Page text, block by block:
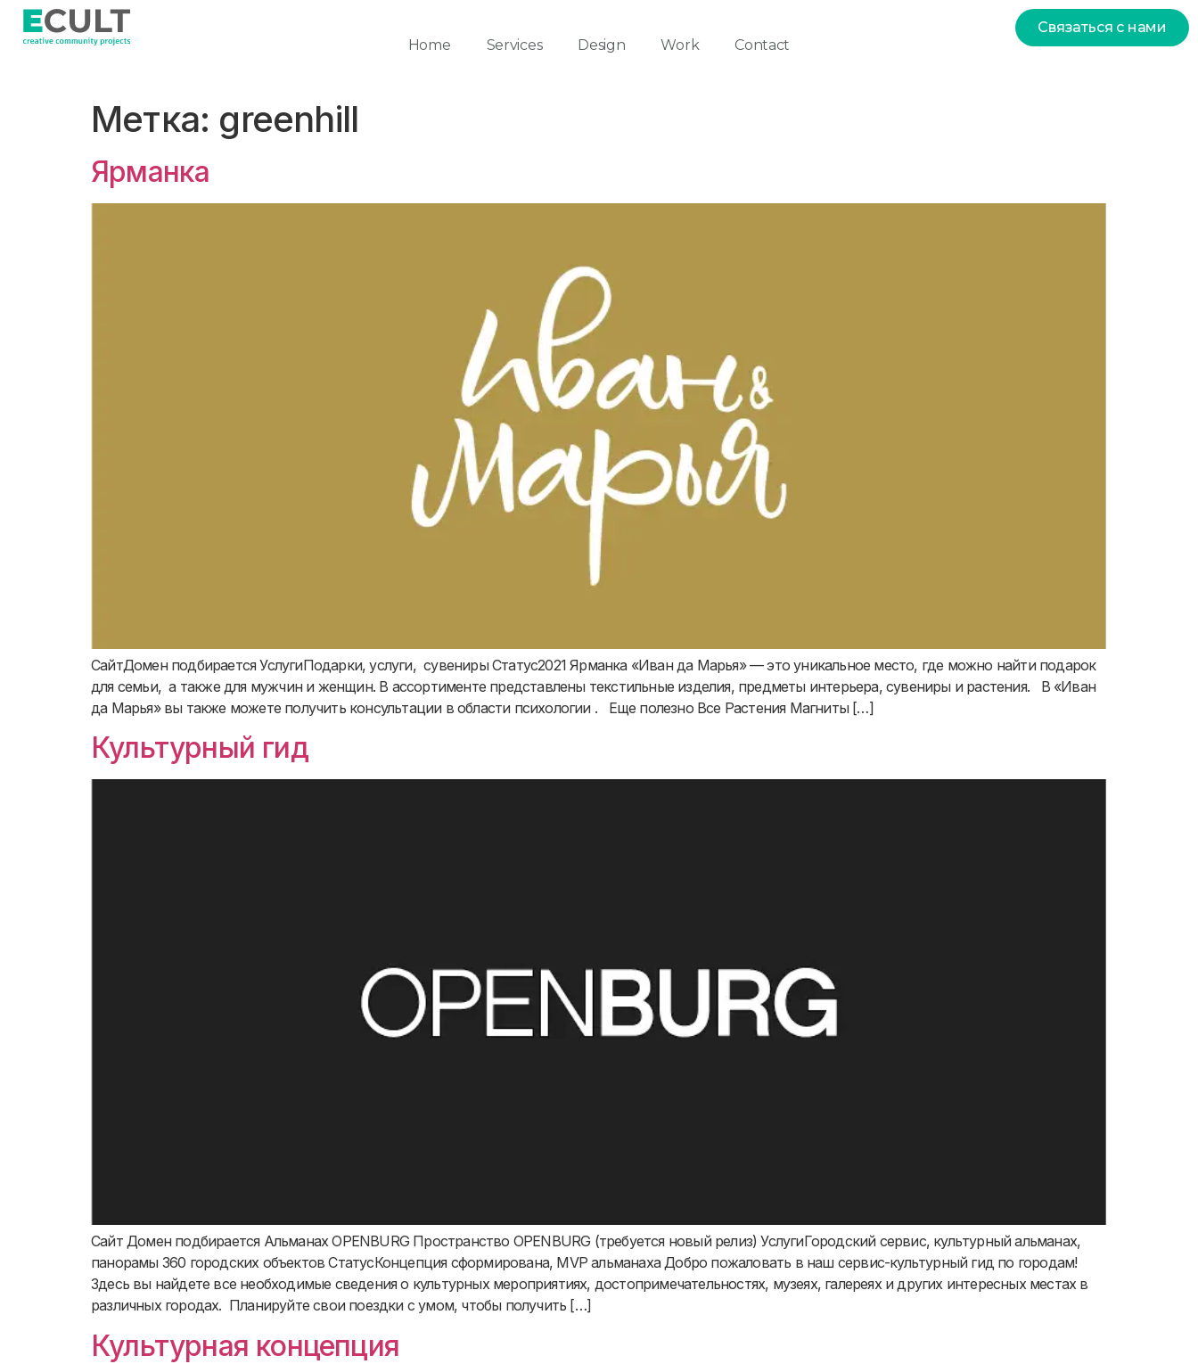
Home Services Design Work Contact
Связаться с нами
Метка: greenhill
Ярманка
СайтДомен подбирается УслугиПодарки, услуги, сувениры Статус2021 Ярманка «Иван да Марья» — это уникальное место, где можно найти подарок
для семьи, а также для мужчин и женщин. В ассортименте представлены текстильные изделия, предметы интерьера, сувениры и растения. В «Иван
да Марья» вы также можете получить консультации в области психологии . Еще полезно Все Растения Магниты […]
Культурный гид
Сайт Домен подбирается Альманах OPENBURG Пространство OPENBURG (требуется новый релиз) УслугиГородский сервис, культурный альманах,
панорамы 360 городских объектов СтатусКонцепция сформирована, MVP альманаха Добро пожаловать в наш сервис-культурный гид по городам!
Здесь вы найдете все необходимые сведения о культурных мероприятиях, достопримечательностях, музеях, галереях и других интересных местах в
различных городах. Планируйте свои поездки с умом, чтобы получить […]
Культурная концепция